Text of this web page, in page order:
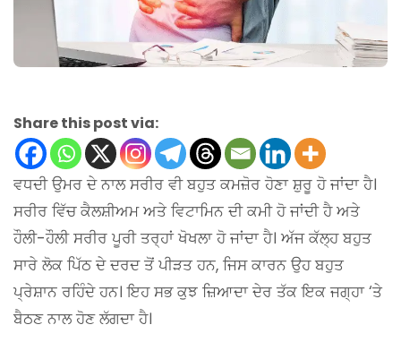
Share this post via:
ਵਧਦੀ ਉਮਰ ਦੇ ਨਾਲ ਸਰੀਰ ਵੀ ਬਹੁਤ ਕਮਜ਼ੋਰ ਹੋਣਾ ਸ਼ੁਰੂ ਹੋ ਜਾਂਦਾ ਹੈ।
ਸਰੀਰ ਵਿੱਚ ਕੈਲਸ਼ੀਅਮ ਅਤੇ ਵਿਟਾਮਿਨ ਦੀ ਕਮੀ ਹੋ ਜਾਂਦੀ ਹੈ ਅਤੇ
ਹੌਲੀ-ਹੌਲੀ ਸਰੀਰ ਪੂਰੀ ਤਰ੍ਹਾਂ ਖੋਖਲਾ ਹੋ ਜਾਂਦਾ ਹੈ। ਅੱਜ ਕੱਲ੍ਹ ਬਹੁਤ
ਸਾਰੇ ਲੋਕ ਪਿੱਠ ਦੇ ਦਰਦ ਤੋਂ ਪੀੜਤ ਹਨ, ਜਿਸ ਕਾਰਨ ਉਹ ਬਹੁਤ
ਪ੍ਰੇਸ਼ਾਨ ਰਹਿੰਦੇ ਹਨ। ਇਹ ਸਭ ਕੁਝ ਜ਼ਿਆਦਾ ਦੇਰ ਤੱਕ ਇਕ ਜਗ੍ਹਾ ‘ਤੇ
ਬੈਠਣ ਨਾਲ ਹੋਣ ਲੱਗਦਾ ਹੈ।